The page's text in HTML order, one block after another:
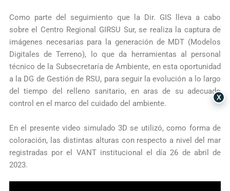
Como parte del seguimiento que la Dir. GIS lleva a cabo
sobre el Centro Regional GIRSU Sur, se realiza la captura de
imágenes necesarias para la generación de MDT (Modelos
Digitales de Terreno), lo que da herramientas al personal
técnico de la Subsecretaría de Ambiente, en esta oportunidad
a la DG de Gestión de RSU, para seguir la evolución a lo largo
del tiempo del relleno sanitario, en aras de su adecuado
control en el marco del cuidado del ambiente.
En el presente video simulado 3D se utilizó, como forma de
coloración, las distintas alturas con respecto a nivel del mar
registradas por el VANT institucional el día 26 de abril de
2023.
X